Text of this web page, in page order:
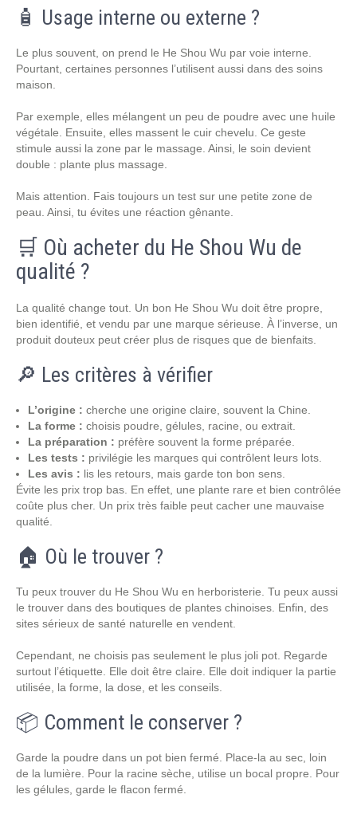
🧴 Usage interne ou externe ?
Le plus souvent, on prend le He Shou Wu par voie interne.
Pourtant, certaines personnes l’utilisent aussi dans des soins
maison.
Par exemple, elles mélangent un peu de poudre avec une huile
végétale. Ensuite, elles massent le cuir chevelu. Ce geste
stimule aussi la zone par le massage. Ainsi, le soin devient
double : plante plus massage.
Mais attention. Fais toujours un test sur une petite zone de
peau. Ainsi, tu évites une réaction gênante.
🛒 Où acheter du He Shou Wu de
qualité ?
La qualité change tout. Un bon He Shou Wu doit être propre,
bien identifié, et vendu par une marque sérieuse. À l’inverse, un
produit douteux peut créer plus de risques que de bienfaits.
🔎 Les critères à vérifier
L’origine : cherche une origine claire, souvent la Chine.
La forme : choisis poudre, gélules, racine, ou extrait.
La préparation : préfère souvent la forme préparée.
Les tests : privilégie les marques qui contrôlent leurs lots.
Les avis : lis les retours, mais garde ton bon sens.
Évite les prix trop bas. En effet, une plante rare et bien contrôlée
coûte plus cher. Un prix très faible peut cacher une mauvaise
qualité.
🏠 Où le trouver ?
Tu peux trouver du He Shou Wu en herboristerie. Tu peux aussi
le trouver dans des boutiques de plantes chinoises. Enfin, des
sites sérieux de santé naturelle en vendent.
Cependant, ne choisis pas seulement le plus joli pot. Regarde
surtout l’étiquette. Elle doit être claire. Elle doit indiquer la partie
utilisée, la forme, la dose, et les conseils.
📦 Comment le conserver ?
Garde la poudre dans un pot bien fermé. Place-la au sec, loin
de la lumière. Pour la racine sèche, utilise un bocal propre. Pour
les gélules, garde le flacon fermé.